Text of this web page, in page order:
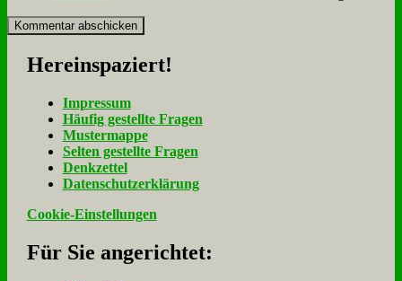
Her­ein­spa­ziert!
Im­pres­sum
Häu­fig ge­stell­te Fra­gen
Mu­ster­map­pe
Sel­ten ge­stell­te Fra­gen
Denk­zet­tel
Da­ten­schutz­er­klä­rung
Cookie-Einstellungen
Für Sie an­ge­rich­tet: